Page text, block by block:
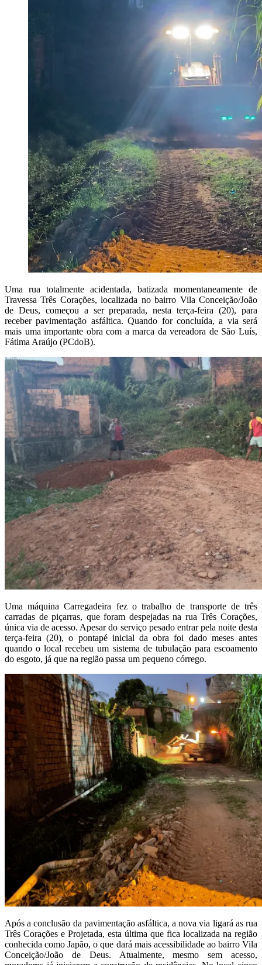
Uma rua totalmente acidentada, batizada momentaneamente de
Travessa Três Corações, localizada no bairro Vila Conceição/João
de Deus, começou a ser preparada, nesta terça-feira (20), para
receber pavimentação asfáltica. Quando for concluída, a via será
mais uma importante obra com a marca da vereadora de São Luís,
Fátima Araújo (PCdoB).
Uma máquina Carregadeira fez o trabalho de transporte de três
carradas de piçarras, que foram despejadas na rua Três Corações,
única via de acesso. Apesar do serviço pesado entrar pela noite desta
terça-feira (20), o pontapé inicial da obra foi dado meses antes
quando o local recebeu um sistema de tubulação para escoamento
do esgoto, já que na região passa um pequeno córrego.
Após a conclusão da pavimentação asfáltica, a nova via ligará as rua
Três Corações e Projetada, esta última que fica localizada na região
conhecida como Japão, o que dará mais acessibilidade ao bairro Vila
Conceição/João de Deus. Atualmente, mesmo sem acesso,